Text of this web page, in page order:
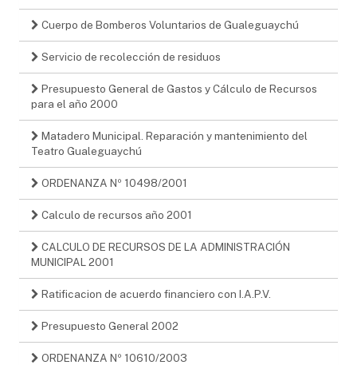
Cuerpo de Bomberos Voluntarios de Gualeguaychú
Servicio de recolección de residuos
Presupuesto General de Gastos y Cálculo de Recursos
para el año 2000
Matadero Municipal. Reparación y mantenimiento del
Teatro Gualeguaychú
ORDENANZA Nº 10498/2001
Calculo de recursos año 2001
CALCULO DE RECURSOS DE LA ADMINISTRACIÓN
MUNICIPAL 2001
Ratificacion de acuerdo financiero con I.A.P.V.
Presupuesto General 2002
ORDENANZA Nº 10610/2003